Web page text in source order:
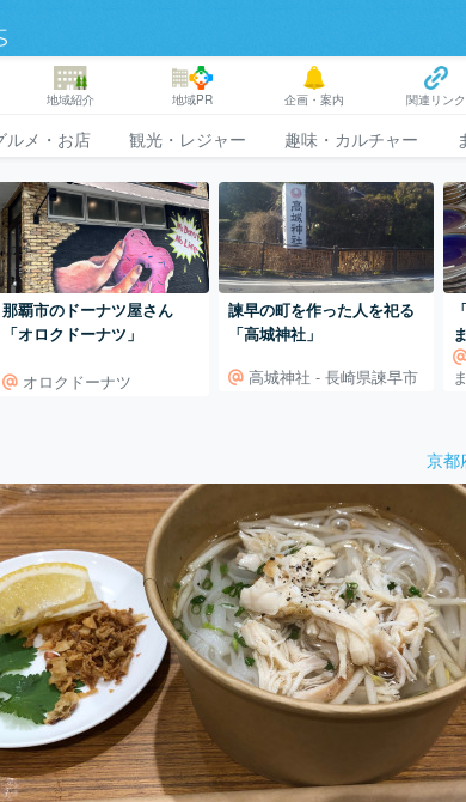
地域紹介 地域PR 企画・案内 関連リンク
ルメ・お店 観光・レジャー 趣味・カルチャー
那覇市のドーナツ屋さん
「オロクドーナツ」
オロクドーナツ
諫早の町を作った人を祀る
「高城神社」
高城神社 - 長崎県諫早市
京都